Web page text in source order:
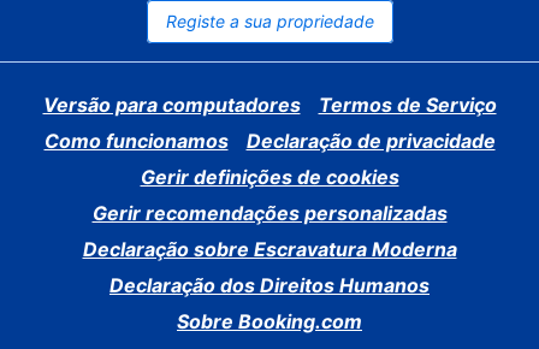
Registe a sua propriedade
Versão para computadores
Termos de Serviço
Como funcionamos
Declaração de privacidade
Gerir definições de cookies
Gerir recomendações personalizadas
Declaração sobre Escravatura Moderna
Declaração dos Direitos Humanos
Sobre Booking.com